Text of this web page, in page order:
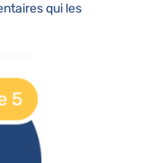
qui les